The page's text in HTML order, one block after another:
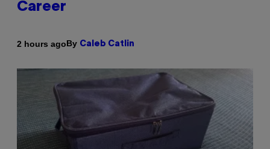
Career
2 hours agoBy Caleb Catlin